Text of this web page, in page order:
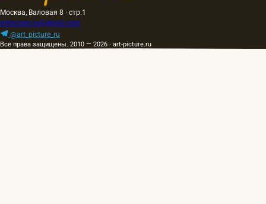
Москва, Валовая 8 · стр.1
artpicture.ru@gmail.com
@art_picture_ru
Все права защищены. 2010 — 2026 · art-picture.ru